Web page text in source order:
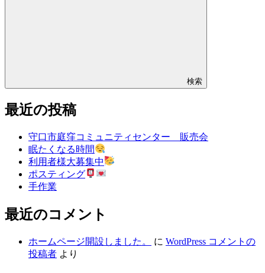
検索
最近の投稿
守口市庭窪コミュニティセンター 販売会
眠たくなる時間
利用者様大募集中
ポスティング
手作業
最近のコメント
ホームページ開設しました。 に WordPress コメントの
投稿者 より